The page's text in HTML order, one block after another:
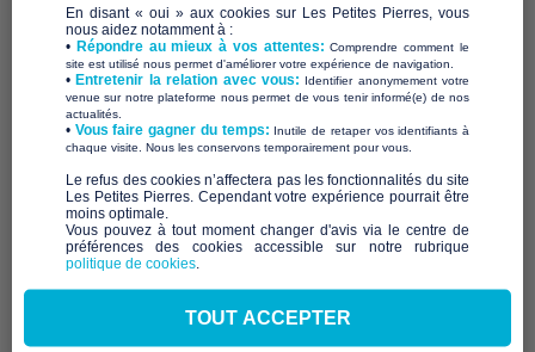
Vous avez des questions sur la façon de faire un don à
Les Petites Pierres ? Consultez notre FAQ pour obtenir
des réponses à vos interrogations les plus fréquentes.
Faire un don
En savoir plus sur le mal logement
Fonctionnement Les Petites Pierres
En disant « oui » aux cookies sur Les Petites Pierres, vous
nous aidez notamment à :
• Répondre au mieux à vos attentes:Comprendre comment le
site est utilisé nous permet d'améliorer votre expérience de navigation.
•Entretenir la relation avec vous: Identifier anonymement votre
venue sur notre plateforme nous permet de vous tenir informé(e) de nos
actualités.
​• Vous faire gagner du temps: Inutile de retaper vos identifiants à
chaque visite. Nous les conservons temporairement pour vous.
​Le refus des cookies n’affectera pas les fonctionnalités du site
Les Petites Pierres. Cependant votre expérience pourrait être
moins optimale.​
Vous pouvez à tout moment changer d'avis via le centre de
préférences des cookies accessible sur notre rubrique
politique de cookies
TOUT ACCEPTER